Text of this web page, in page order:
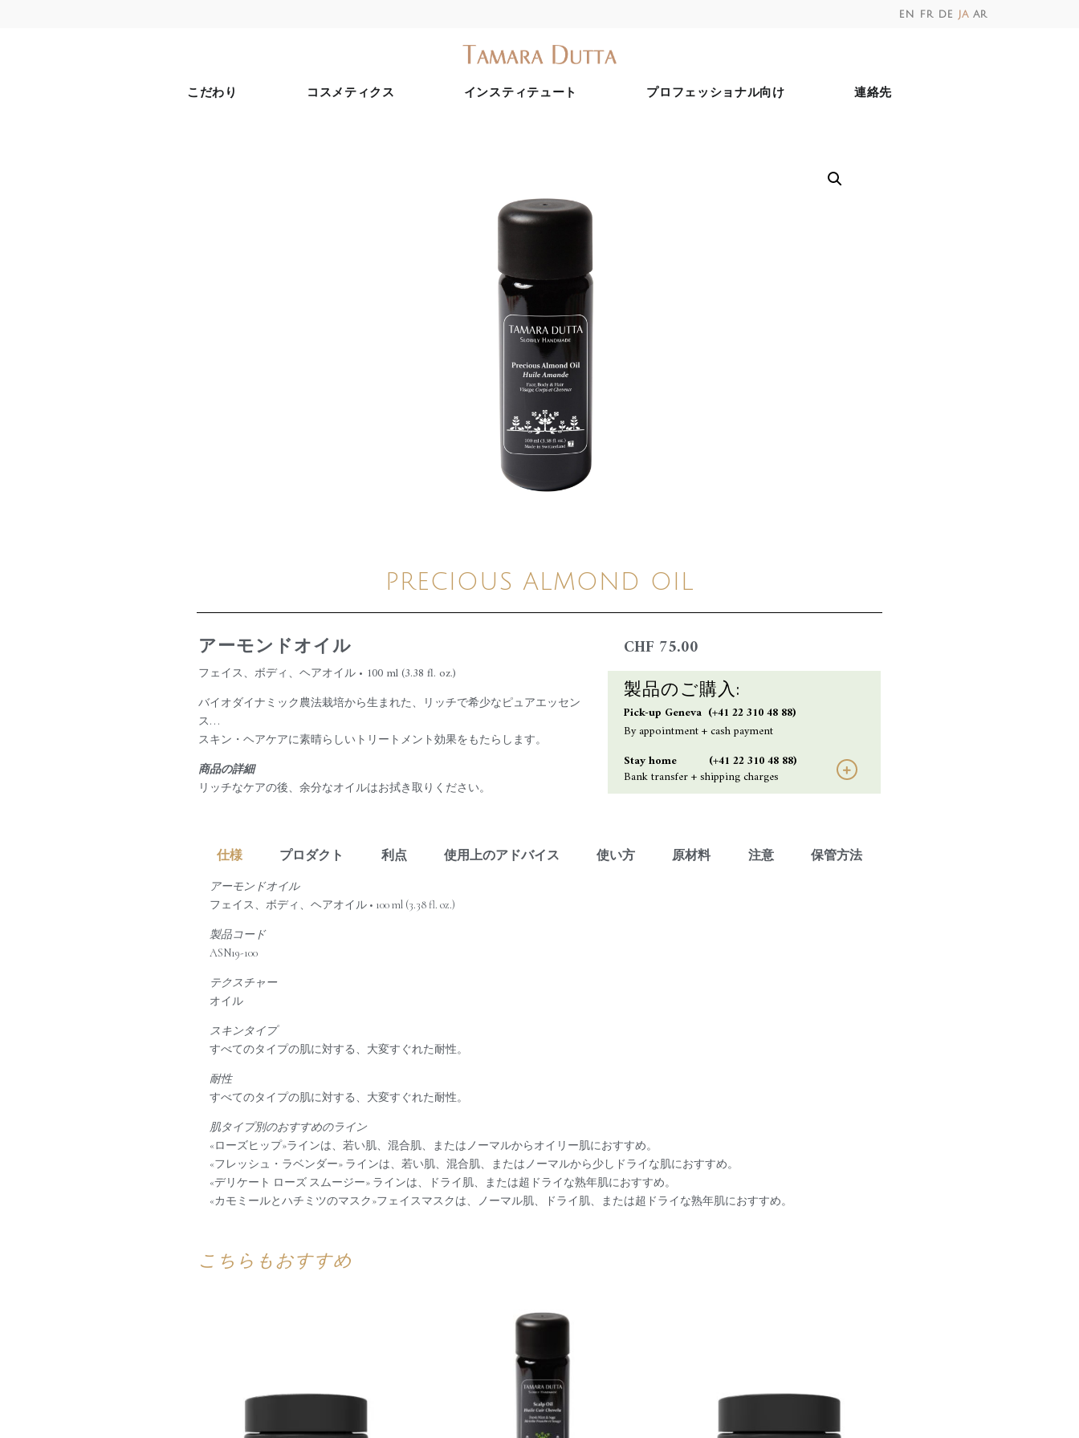
en fr de ja ar
こだわり コスメティクス インスティテュート プロフェッショナル向け 連絡先
PRECIOUS ALMOND OIL
アーモンドオイル
フェイス、ボディ、ヘアオイル • 100 ml (3.38 fl. oz.)
バイオダイナミック農法栽培から生まれた、リッチで希少なピュアエッセン
ス…
スキン・ヘアケアに素晴らしいトリートメント効果をもたらします。
商品の詳細
リッチなケアの後、余分なオイルはお拭き取りください。
CHF 75.00
製品のご購入:
Pick-up Geneva (+41 22 310 48 88)
By appointment + cash payment
Stay home (+41 22 310 48 88)
Bank transfer + shipping charges
仕様 プロダクト 利点 使用上のアドバイス 使い方 原材料 注意 保管方法
アーモンドオイル
フェイス、ボディ、ヘアオイル • 100 ml (3.38 fl. oz.)
製品コード
ASN19-100
テクスチャー
オイル
スキンタイプ
すべてのタイプの肌に対する、大変すぐれた耐性。
耐性
すべてのタイプの肌に対する、大変すぐれた耐性。
肌タイプ別のおすすめのライン
«ローズヒップ»ラインは、若い肌、混合肌、またはノーマルからオイリー肌におすすめ。
«フレッシュ・ラベンダー» ラインは、若い肌、混合肌、またはノーマルから少しドライな肌におすすめ。
«デリケート ローズ スムージー» ラインは、ドライ肌、または超ドライな熟年肌におすすめ。
«カモミールとハチミツのマスク»フェイスマスクは、ノーマル肌、ドライ肌、または超ドライな熟年肌におすすめ。
こちらもおすすめ